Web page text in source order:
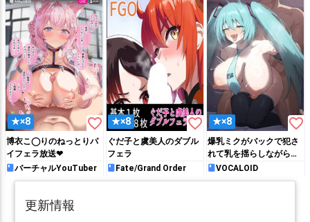
★×8 favorite_border
博衣こ◯りのねっとりパ
イフェラ放送❤
バーチャルYouTuber
★×8 favorite_border
ぐだ子と虞美人のダブル
フェラ
Fate/Grand Order
★×8 favorite_border
爆乳ミクがバックで犯さ
れて乳を揺らしながらア
ヘっちゃう♡
VOCALOID
更新情報